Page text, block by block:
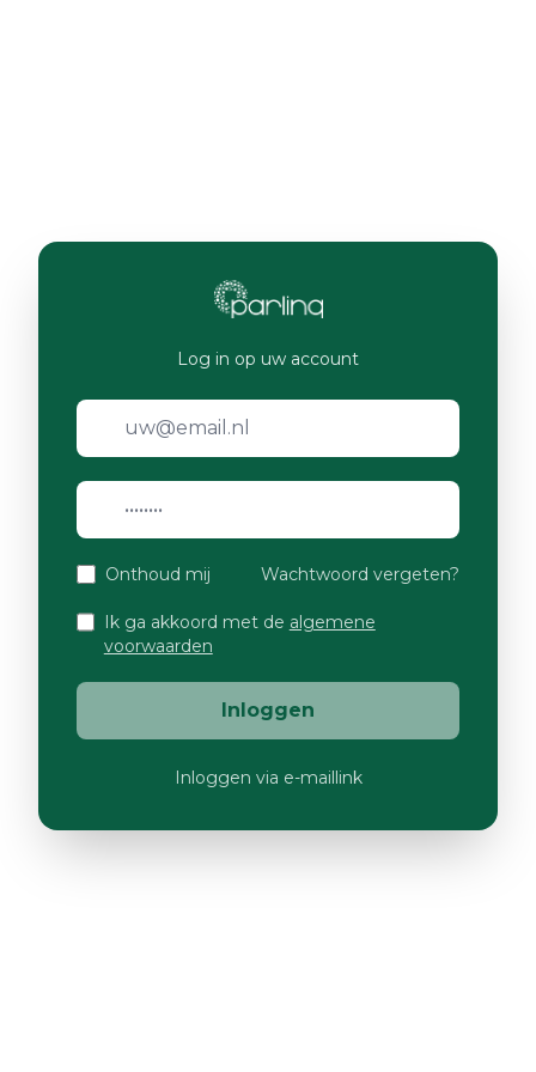
Log in op uw account
Onthoud mij Wachtwoord vergeten?
Ik ga akkoord met de algemene
voorwaarden
Inloggen
Inloggen via e-maillink